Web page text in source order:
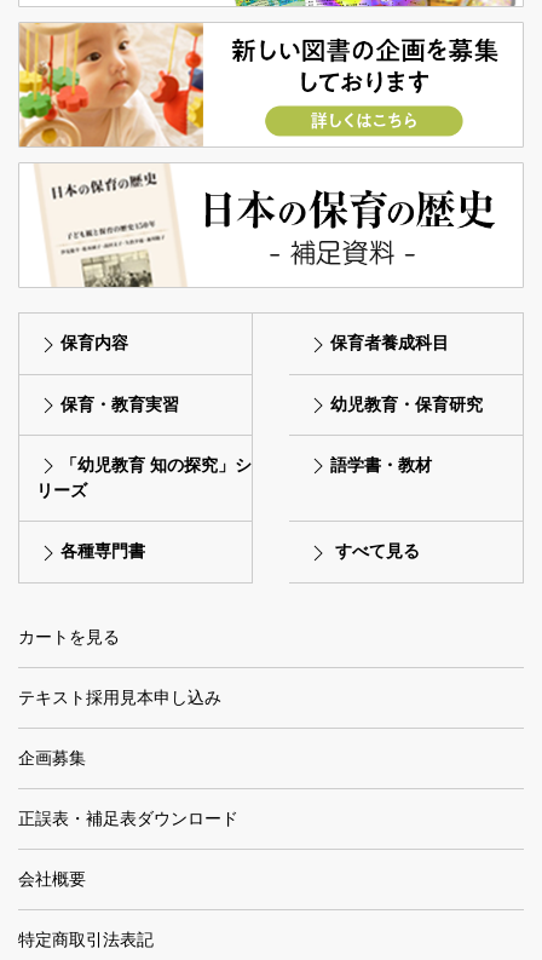
保育内容 保育者養成科目
保育・教育実習 幼児教育・保育研究
「幼児教育 知の探究」シ
リーズ
語学書・教材
各種専門書 すべて見る
カートを見る
テキスト採用見本申し込み
企画募集
正誤表・補足表ダウンロード
会社概要
特定商取引法表記